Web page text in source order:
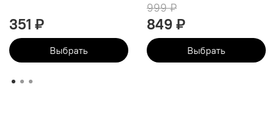
351 ₽
Выбрать
999 ₽
849 ₽
Выбрать